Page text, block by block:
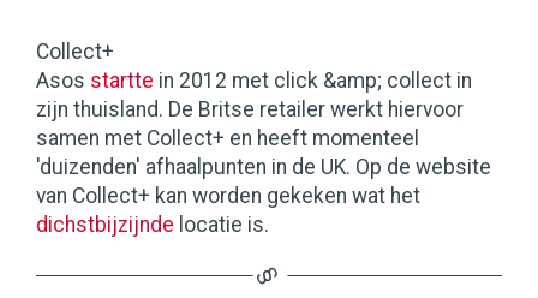
Collect+
Asos startte in 2012 met click &amp; collect in
zijn thuisland. De Britse retailer werkt hiervoor
samen met Collect+ en heeft momenteel
'duizenden' afhaalpunten in de UK. Op de website
van Collect+ kan worden gekeken wat het
dichstbijzijnde locatie is.